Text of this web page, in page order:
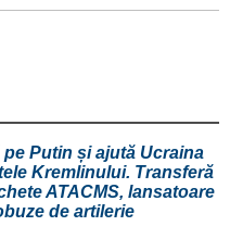
Putin și ajută Ucraina
Kremlinului. Transferă
ATACMS, lansatoare
de artilerie